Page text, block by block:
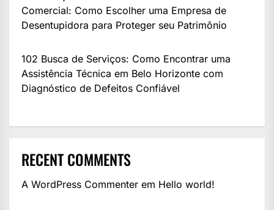
Comercial: Como Escolher uma Empresa de
Desentupidora para Proteger seu Patrimônio
102 Busca de Serviços: Como Encontrar uma
Assistência Técnica em Belo Horizonte com
Diagnóstico de Defeitos Confiável
RECENT COMMENTS
A WordPress Commenter em Hello world!